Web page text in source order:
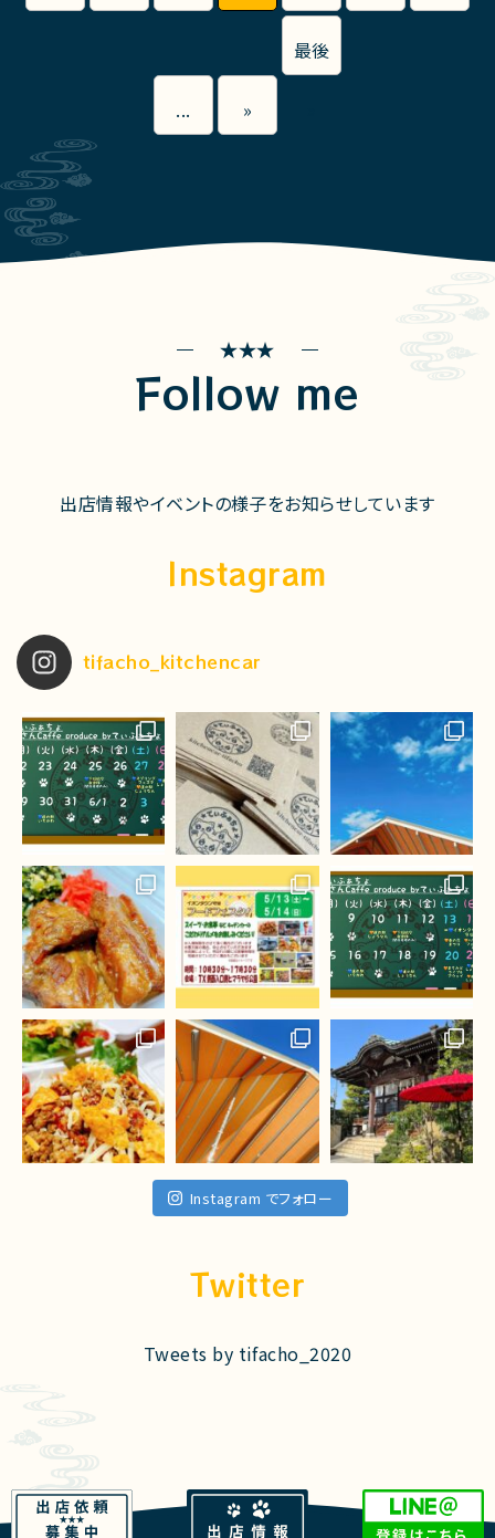
... »
最後
Follow me
出店情報やイベントの様子をお知らせしています
Instagram
tifacho_kitchencar
Instagram でフォロー
Twitter
Tweets by tifacho_2020